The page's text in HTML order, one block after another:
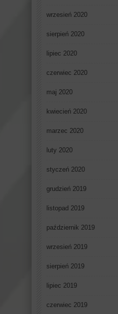
wrzesień 2020
sierpień 2020
lipiec 2020
czerwiec 2020
maj 2020
kwiecień 2020
marzec 2020
luty 2020
styczeń 2020
grudzień 2019
listopad 2019
październik 2019
wrzesień 2019
sierpień 2019
lipiec 2019
czerwiec 2019